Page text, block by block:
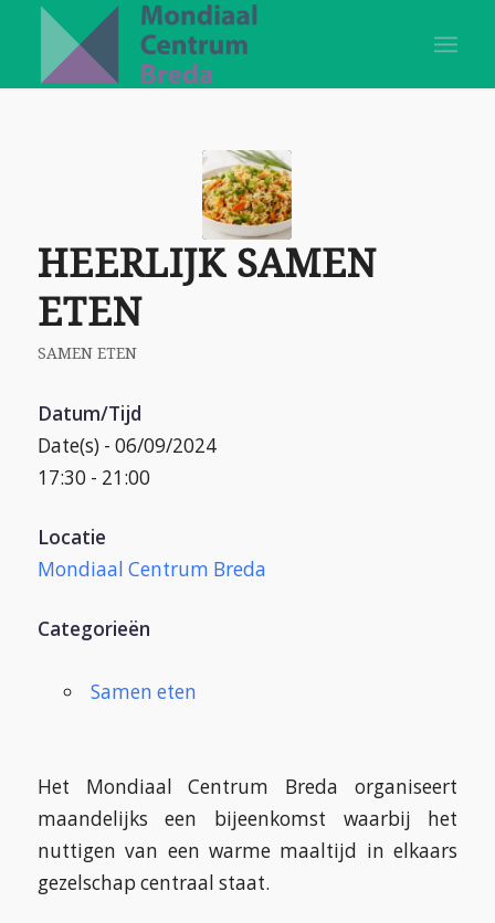
HEERLIJK SAMEN
ETEN
SAMEN ETEN
Datum/Tijd
Date(s) - 06/09/2024
17:30 - 21:00
Locatie
Mondiaal Centrum Breda
Categorieën
Samen eten
Het Mondiaal Centrum Breda organiseert
maandelijks een bijeenkomst waarbij het
nuttigen van een warme maaltijd in elkaars
gezelschap centraal staat.